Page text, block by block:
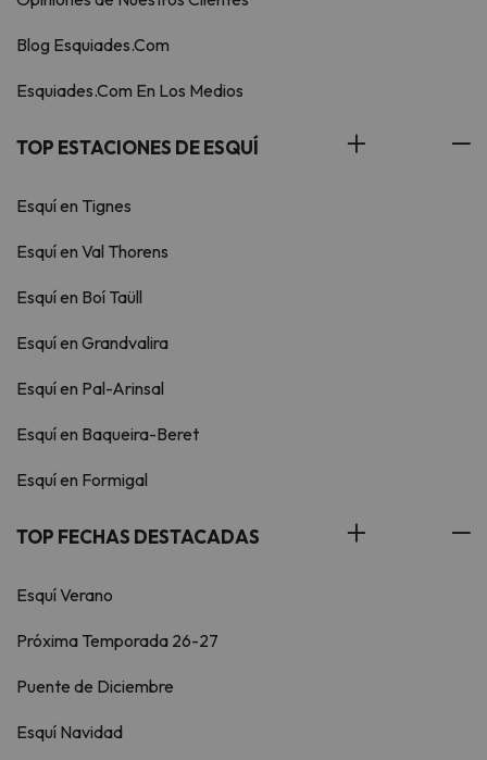
Blog Esquiades.Com
Esquiades.Com En Los Medios
TOP ESTACIONES DE ESQUÍ
Esquí en Tignes
Esquí en Val Thorens
Esquí en Boí Taüll
Esquí en Grandvalira
Esquí en Pal-Arinsal
Esquí en Baqueira-Beret
Esquí en Formigal
TOP FECHAS DESTACADAS
Esquí Verano
Próxima Temporada 26-27
Puente de Diciembre
Esquí Navidad